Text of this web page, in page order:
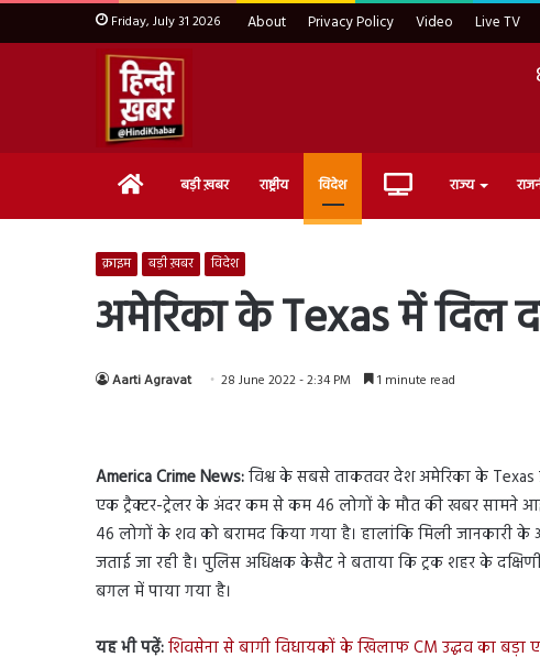
Friday, July 31 2026 About Privacy Policy Video Live TV
Home बड़ी ख़बर राष्ट्रीय विदेश Live राज्य
क्राइम बड़ी ख़बर विदेश
अमेरिका के Texas में दिल
Aarti Agravat 28 June 2022 - 2:34 PM 1 minute read
America Crime News:विश्व के सबसे ताकतवर देश अमेरिका के Texas
एक ट्रैक्टर-ट्रेलर के अंदर कम से कम 46 लोगों के मौत की खबर सामने
46 लोगों के शव को बरामद किया गया है। हालांकि मिली जानकारी
जताई जा रही है। पुलिस अधिक्षक केसैट ने बताया कि ट्रक शहर के
बगल में पाया गया है।
यह भी पढ़ें:शिवसेना से बागी विधायकों के खिलाफ CM उद्धव का बड़ा